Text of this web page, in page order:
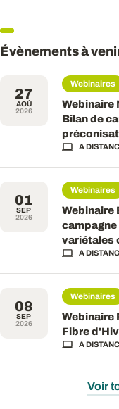
Évènements à
27
AOÛ
2026
Webinaires
Webinaire
Bilan de
A
01
SEP
2026
Webinaires
Webinaire
variétales
A
08
SEP
2026
Webinaires
Webinaire
Fibre
A
Voir